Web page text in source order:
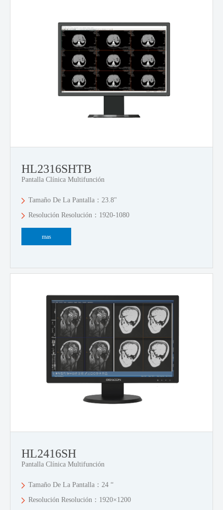
HL2316SHTB
Pantalla Clínica Multifunción
Tamaño De La Pantalla：23.8"
Resolución Resolución：1920-1080
mas
HL2416SH
Pantalla Clínica Multifunción
Tamaño De La Pantalla：24 “
Resolución Resolución：1920×1200